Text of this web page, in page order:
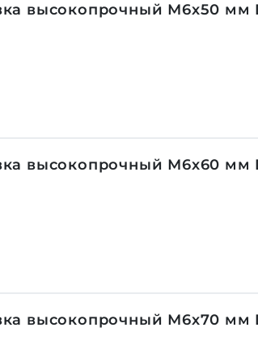
высокопрочный М6х50 мм
высокопрочный М6х60 мм
высокопрочный М6х70 мм